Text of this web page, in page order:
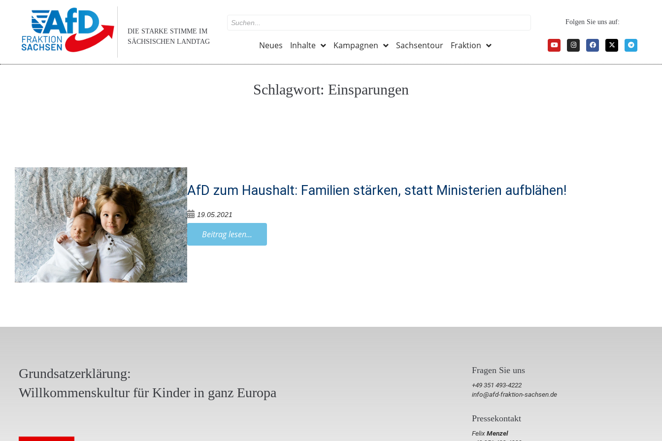
DIE STARKE STIMME IM
SÄCHSISCHEN LANDTAG
Neues Inhalte Kampagnen Sachsentour Fraktion
Folgen Sie uns auf:
Schlagwort: Einsparungen
AfD zum Haushalt: Familien stärken, statt Ministerien aufblähen!
19.05.2021
Beitrag lesen...
Grundsatzerklärung:
Willkommenskultur für Kinder in ganz Europa
Fragen Sie uns
+49 351 493-4222
info@afd-fraktion-sachsen.de
Pressekontakt
FelixMenzel